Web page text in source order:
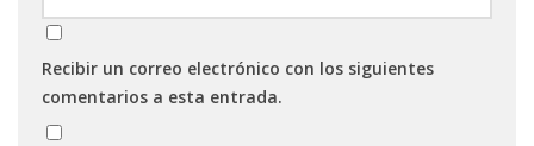
Recibir un correo electrónico con los siguientes
comentarios a esta entrada.